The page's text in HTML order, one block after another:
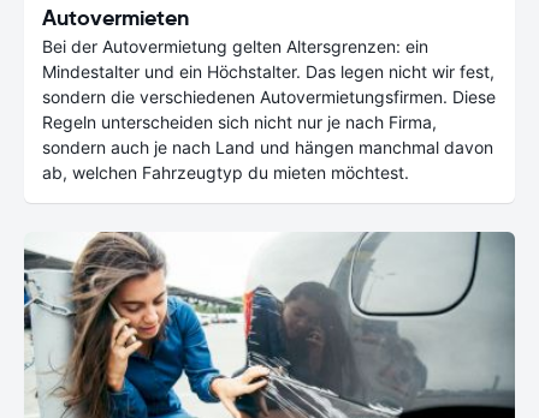
Autovermieten
Bei der Autovermietung gelten Altersgrenzen: ein
Mindestalter und ein Höchstalter. Das legen nicht wir fest,
sondern die verschiedenen Autovermietungsfirmen. Diese
Regeln unterscheiden sich nicht nur je nach Firma,
sondern auch je nach Land und hängen manchmal davon
ab, welchen Fahrzeugtyp du mieten möchtest.